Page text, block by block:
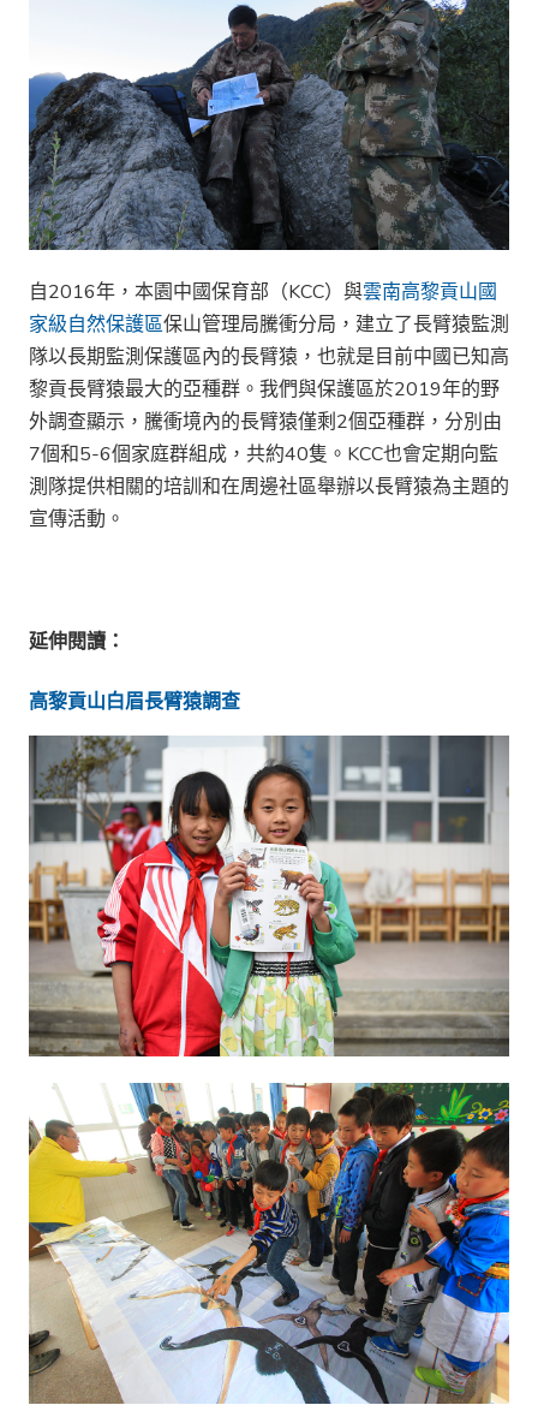
自2016年，本園中國保育部（KCC）與雲南高黎貢山國
家級自然保護區保山管理局騰衝分局，建立了長臂猿監測
隊以長期監測保護區內的長臂猿，也就是目前中國已知高
黎貢長臂猿最大的亞種群。我們與保護區於2019年的野
外調查顯示，騰衝境內的長臂猿僅剩2個亞種群，分別由
7個和5-6個家庭群組成，共約40隻。KCC也會定期向監
測隊提供相關的培訓和在周邊社區舉辦以長臂猿為主題的
宣傳活動。
延伸閱讀：
高黎貢山白眉長臂猿調查